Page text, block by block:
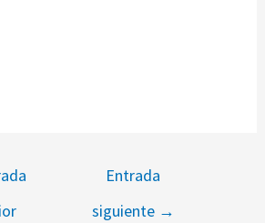
Entrada
siguiente →